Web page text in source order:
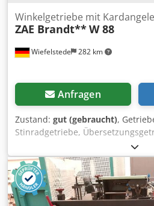
Wiefelstede 282 km
Winkelgetriebe mit
ZAE Brandt**W 88
Anfragen
Zustand: gut (gebraucht),
Stinradgetriebe,
Schneckengetriebe,
Hersteller: ZAE, Winkelgetriebe
Kantenanleimmaschine BRANDT
Cedpsgylraofx Akveha -
Abmessungen: 260/100/H210 mm